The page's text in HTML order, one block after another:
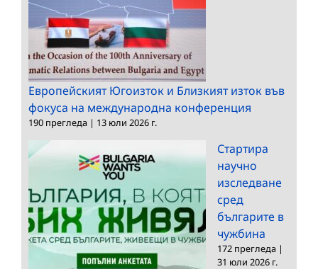
Европейският Югоизток и Близкият изток във
фокуса на международна конференция
190 прегледа | 13 юли 2026 г.
Стартира
научно
изследване
сред
българите в
чужбина
172 прегледа |
31 юли 2026 г.